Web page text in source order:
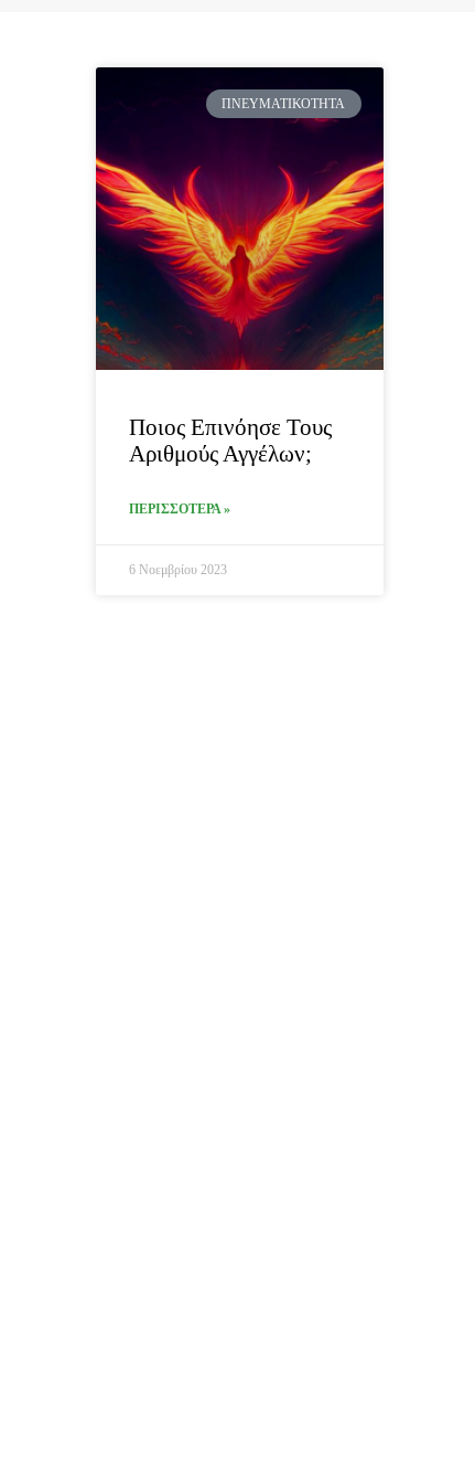
ΠΝΕΥΜΑΤΙΚΌΤΗΤΑ
Ποιος Επινόησε Τους
Αριθμούς Αγγέλων;
ΠΕΡΙΣΣΟΤΕΡΑ »
6 Νοεμβρίου 2023